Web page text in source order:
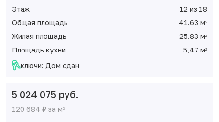
Этаж
12 из 18
Общая площадь
41.63 м2
Жилая площадь 25.83 м2
Площадь кухни 5,47 м2
ключи: Дом сдан
5 024 075 руб.
120 684 ₽ за м2